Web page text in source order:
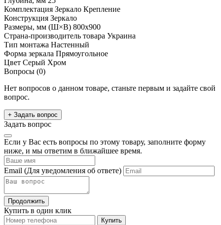
Комплектация Зеркало Крепление
Конструкция Зеркало
Размеры, мм (Ш×В) 800x900
Страна-производитель товара Украина
Тип монтажа Настенный
Форма зеркала Прямоугольное
Цвет Серый Хром
Вопросы (0)
Нет вопросов о данном товаре, станьте первым и задайте свой
вопрос.
+ Задать вопрос
Задать вопрос
Если у Вас есть вопросы по этому товару, заполните форму
ниже, и мы ответим в ближайшее время.
Email (Для уведомления об ответе)
Продолжить
Купить в один клик
Купить